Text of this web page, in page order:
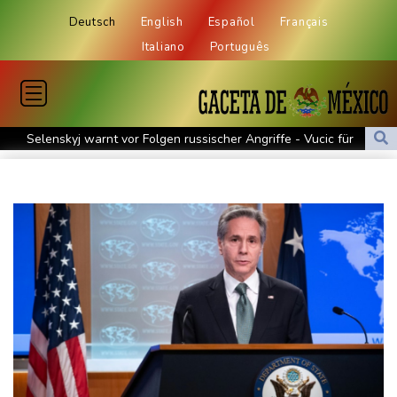
Deutsch English Español
Français
Italiano
Português
Selenskyj warnt vor Folgen russischer Angriffe - Vucic für
Integrität der Ukraine
Gesamtführung
Drohne explodiert an der Grenze zwischen Rumänien und
Bulgarien nahe Gaspipeline
Lionel Messi trauert um seinen Vater
Absturz von Ultraleichtflugzeug: 72-jähriger Pilot stirbt in Baden-
Württemberg
Selenskyj warnt in Belgrad vor Folgen russischer Angriffe für
den Winter